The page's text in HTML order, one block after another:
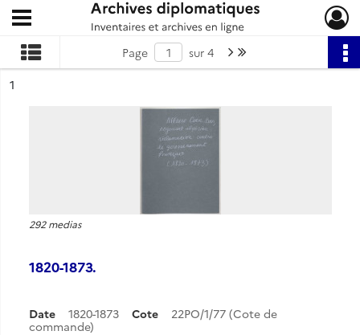
Archives diplomatiques
Ouvrir le menu déroulant
Page sur 4 Page suivante : 1/4
n°
1
292 medias
1820-1873.
Date 1820-1873 Cote
22PO/1/77 (Cote de
commande)